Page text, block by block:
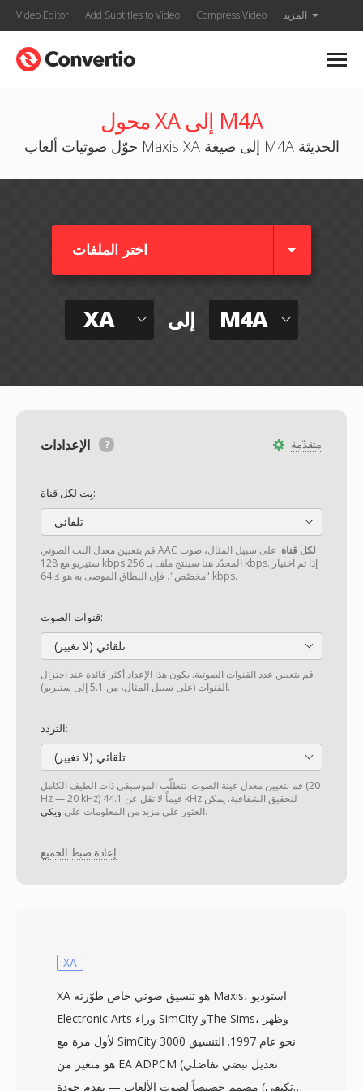
Video Editor Add Subtitles to Video Compress Video المزيد
محول XA إلى M4A
حوّل صوتيات ألعاب Maxis XA إلى صيغة M4A الحديثة
اختر الملفات
XA إلى M4A
متقدّمة
بِت لكل قناة:
تلقائي
قم بتعيين معدل البت الصوتي AAC لكل قناة. على سبيل المثال، صوت
ستيريو مع 128 kbps المحدّد هنا سينتج ملف بـ 256 kbps. إذا تم اختيار
"مخصّص"، فإن النطاق الموصى به هو ≥ 64 kbps.
قنوات الصوت:
تلقائي (لا تغيير)
قم بتعيين عدد القنوات الصوتية. يكون هذا الإعداد أكثر فائدة عند اختزال
القنوات (على سبيل المثال، من 5.1 إلى ستيريو).
التردد:
تلقائي (لا تغيير)
قم بتعيين معدل عينة الصوت. تتطلّب الموسيقى ذات الطيف الكامل (20
Hz — 20 kHz) قيماً لا تقل عن 44.1 kHz لتحقيق الشفافية. يمكن
العثور على مزيد من المعلومات على ويكي .
إعادة ضبط الجميع
XA
XA هو تنسيق صوتي خاص طوّرته Maxis، استوديو
Electronic Arts وراء SimCity وThe Sims، وظهر
لأول مرة مع SimCity 3000 نحو عام 1997. التنسيق
هو متغير من EA ADPCM (تعديل نبضي تفاضلي
تكيفي) مصمم خصيصاً لصوت الألعاب — يقدم جودة